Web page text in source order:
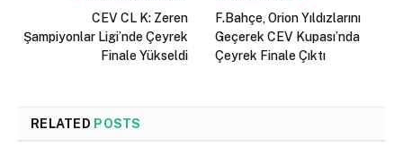
CEV CL K: Zeren
Şampiyonlar Ligi’nde Çeyrek
Finale Yükseldi
F.Bahçe, Orion Yıldızlarını
Geçerek CEV Kupası’nda
Çeyrek Finale Çıktı
RELATED POSTS